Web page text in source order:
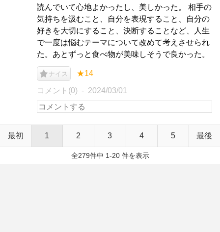
読んでいて心地よかったし、美しかった。 相手の
気持ちを汲むこと、自分を表現すること、自分の
好きを大切にすること、決断することなど、人生
で一度は悩むテーマについて改めて考えさせられ
た。あとずっと食べ物が美味しそうで良かった。
ナイス ★14
コメント(0) 2024/03/01
最初 1 2 3 4 5 最後
全279件中 1-20 件を表示